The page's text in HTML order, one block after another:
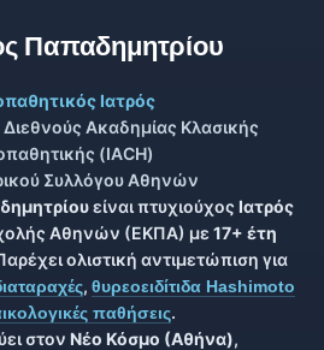
Παπαδημητρίου
Ιατρός
Ακαδημίας Κλασικής
(IACH)
Συλλόγου Αθηνών
είναι πτυχιούχος Ιατρός
Αθηνών (ΕΚΠΑ) με 17+ έτη
ολιστική αντιμετώπιση για
, θυρεοειδίτιδα Hashimoto
παθήσεις.
στον Νέο Κόσμο (Αθήνα),